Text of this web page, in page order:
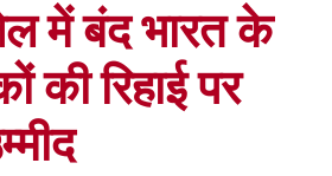
में बंद भारत के
की रिहाई पर